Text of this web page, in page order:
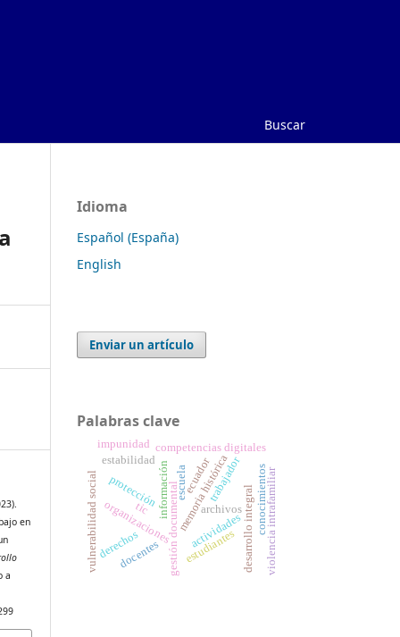
Buscar
en
a
Idioma
Español (España)
English
Enviar un artículo
Palabras clave
gestión documental archivos
memoria histórica
organizaciones
información desarrollo integral
protección
vulnerabilidad social ecuador
actividades
competencias digitales
conocimientos
tic violencia intrafamiliar
trabajador
derechos
estabilidad
docentes
escuela
estudiantes
impunidad